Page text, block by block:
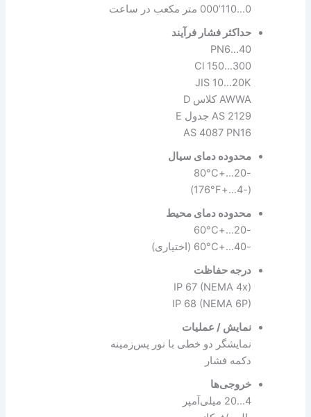
0…110’000 متر مکعب در ساعت
حداکثر فشار فرآیند
PN6…40
Cl 150…300
JIS 10…20K
AWWA کلاس D
AS 2129 جدول E
AS 4087 PN16
محدوده دمای سیال
-20…+80°C
(-4…+176°F)
محدوده دمای محیط
-20…+60°C
-40…+60°C (اختیاری)
درجه حفاظت
IP 67 (NEMA 4x)
IP 68 (NEMA 6P)
نمایش / عملیات
نمایشگر دو خطی با نور پس‌زمینه
دکمه فشار
خروجی‌ها
4…20 میلی‌آمپر